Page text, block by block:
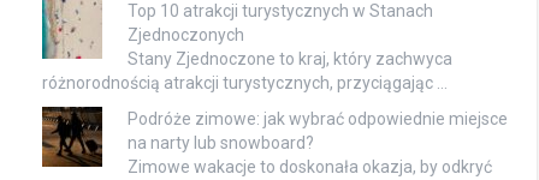
Top 10 atrakcji turystycznych w Stanach
Zjednoczonych
Stany Zjednoczone to kraj, który zachwyca
różnorodnością atrakcji turystycznych, przyciągając …
Podróże zimowe: jak wybrać odpowiednie miejsce
na narty lub snowboard?
Zimowe wakacje to doskonała okazja, by odkryć